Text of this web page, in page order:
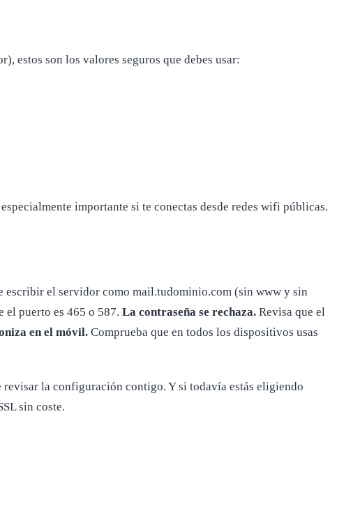
estos son los valores seguros que debes usar:
importante si te conectas desde redes wifi públicas.
escribir el servidor como mail.tudominio.com (sin www y sin
el puerto es 465 o 587. La contraseña se rechaza. Revisa que el
en el móvil. Comprueba que en todos los dispositivos usas
revisar la configuración contigo. Y si todavía estás eligiendo
sin coste.